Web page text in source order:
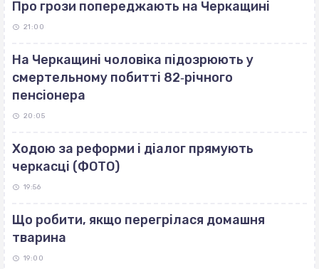
Про грози попереджають на Черкащині
21:00
На Черкащині чоловіка підозрюють у
смертельному побитті 82‐річного
пенсіонера
20:05
Ходою за реформи і діалог прямують
черкасці (ФОТО)
19:56
Що робити, якщо перегрілася домашня
тварина
19:00